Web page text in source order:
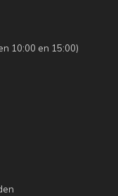
10:00 en 15:00)